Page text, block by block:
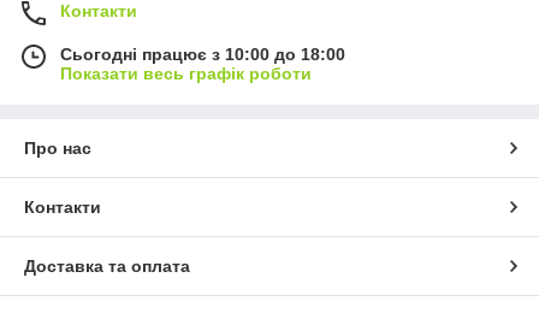
Контакти
Сьогодні працює з 10:00 до 18:00
Показати весь графік роботи
Про нас
Контакти
Доставка та оплата